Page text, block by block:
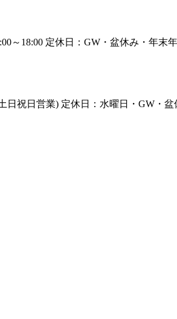
～18:00 定休日：GW・盆休み・年末
日祝日営業) 定休日：水曜日・GW・